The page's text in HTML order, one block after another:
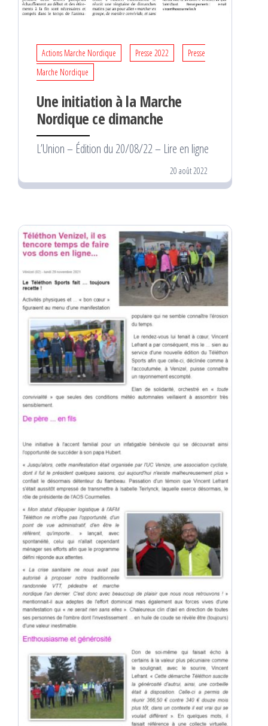
Actions Marche Nordique Presse 2022
Presse
Marche Nordique
Une initiation à la Marche
Nordique ce dimanche
L’Union – Édition du 20/08/22 – Lire en ligne
20 août 2022